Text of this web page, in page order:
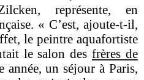
représente, en
« C’est, ajoute-t-il,
le peintre aquafortiste
le salon desfrères de
année, un séjour à Paris,